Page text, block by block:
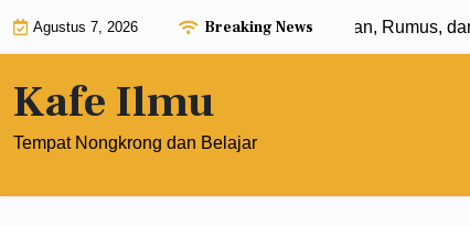
Agustus 7, 2026 Breaking News
dengan Pangkat 0: Pengertian, Rumus, dan
Kafe Ilmu
Tempat Nongkrong dan Belajar